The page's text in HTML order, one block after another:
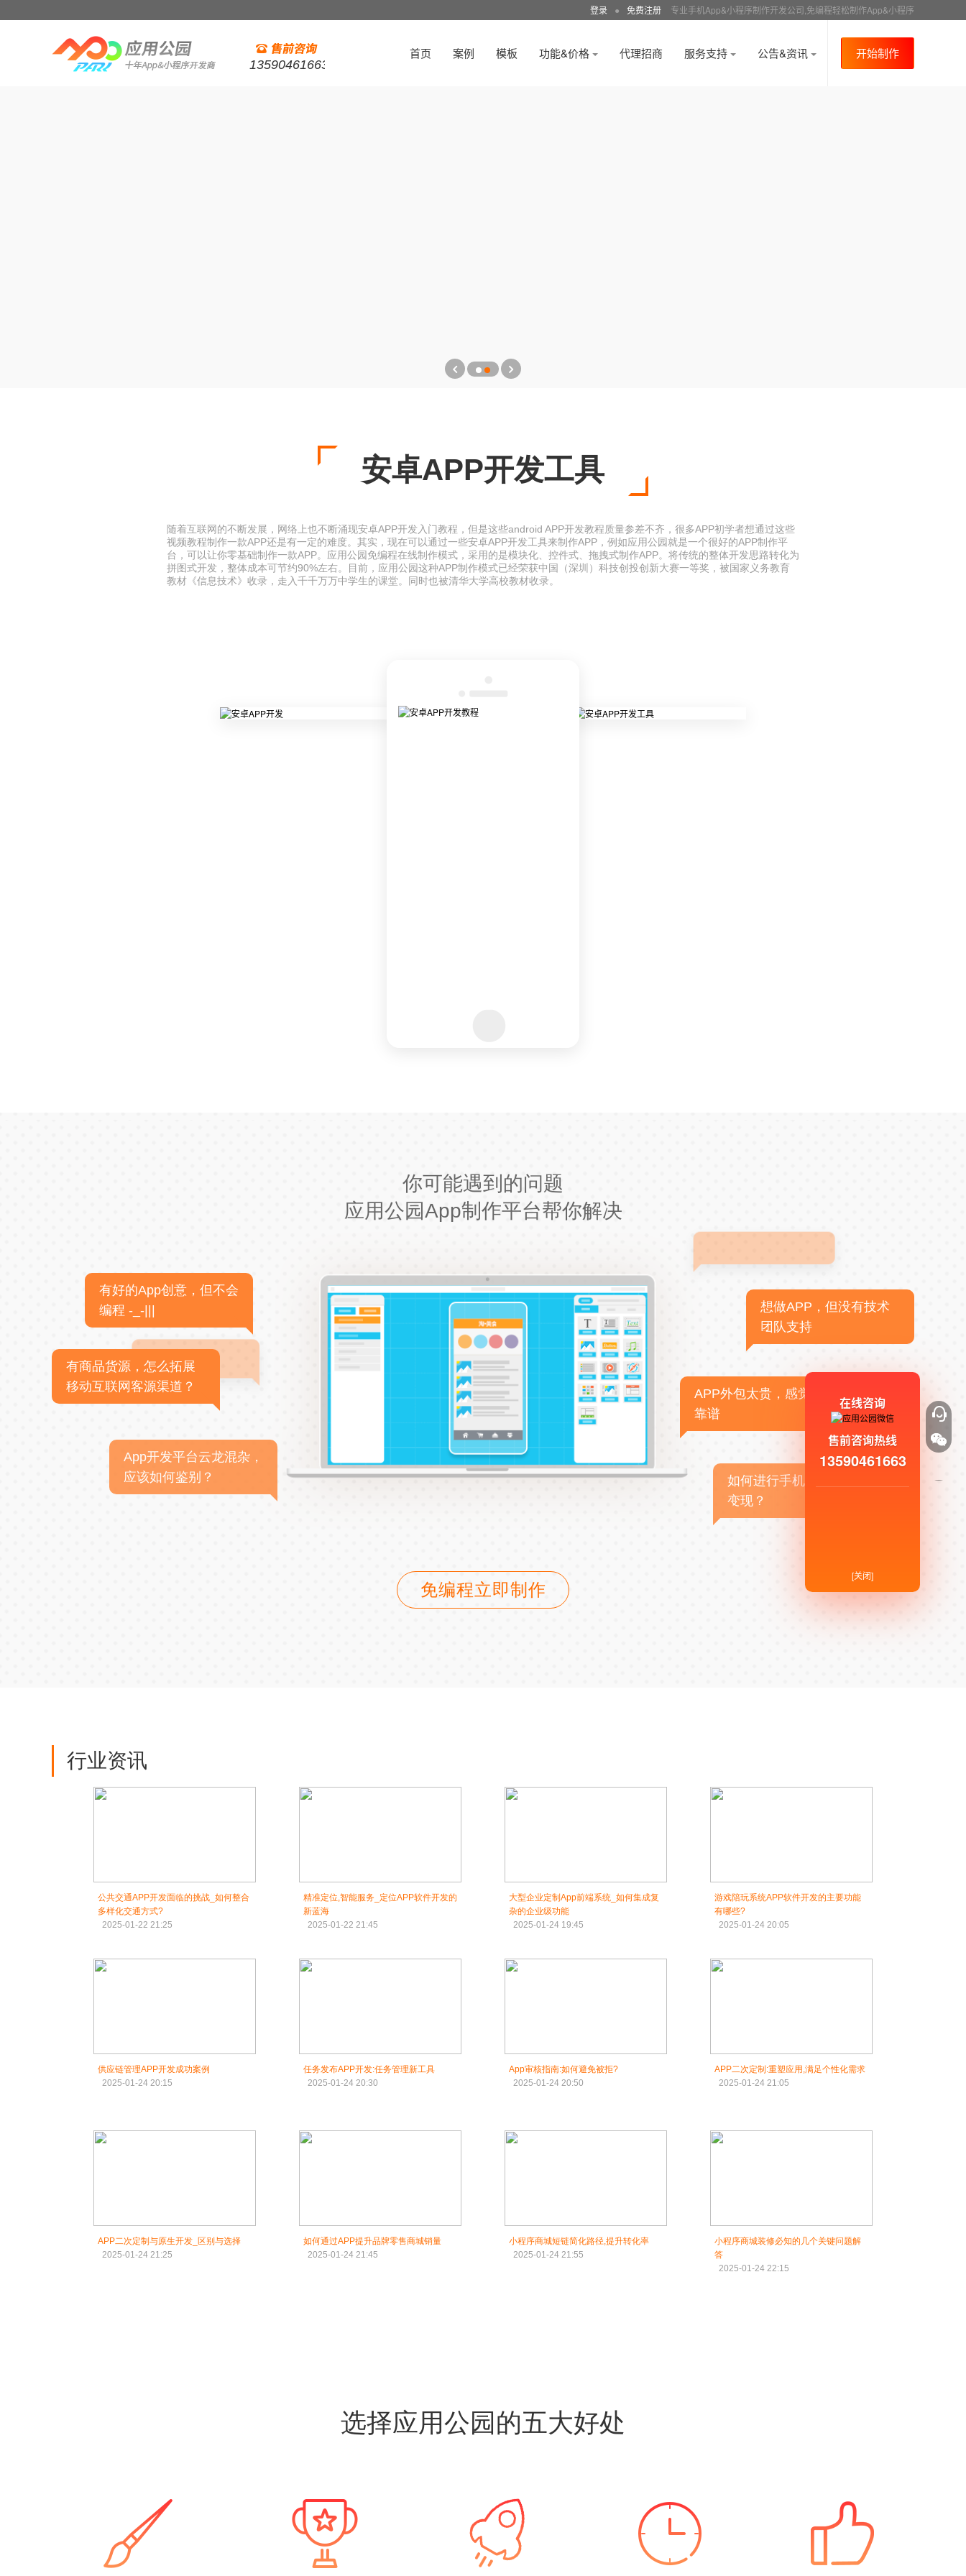
登录 ● 免费注册 专业手机App&小程序制作开发公司,免编程轻松制作App&小程序
13590461663
首页 案例 模板 功能&价格 代理招商 服务支持 公告&资讯 开始制作
安卓APP开发工具
随着互联网的不断发展，网络上也不断涌现安卓APP开发入门教程，但是这些android APP开发教程质量参差不齐，很多APP初学者想通过这些
视频教程制作一款APP还是有一定的难度。其实，现在可以通过一些安卓APP开发工具来制作APP，例如应用公园就是一个很好的APP制作平
台，可以让你零基础制作一款APP。应用公园免编程在线制作模式，采用的是模块化、控件式、拖拽式制作APP。将传统的整体开发思路转化为
拼图式开发，整体成本可节约90%左右。目前，应用公园这种APP制作模式已经荣获中国（深圳）科技创投创新大赛一等奖，被国家义务教育
教材《信息技术》收录，走入千千万万中学生的课堂。同时也被清华大学高校教材收录。
你可能遇到的问题
应用公园App制作平台帮你解决
有好的App创意，但不会
编程 -_-|||
有商品货源，怎么拓展
移动互联网客源渠道？
App开发平台云龙混杂，
应该如何鉴别？
想做APP，但没有技术
团队支持
APP外包太贵，感觉不
靠谱
如何进行手机APP商业
变现？
免编程立即制作
行业资讯
公共交通APP开发面临的挑战_如何整合
多样化交通方式?
2025-01-22 21:25
精准定位,智能服务_定位APP软件开发的
新蓝海‌
2025-01-22 21:45
大型企业定制App前端系统_如何集成复
杂的企业级功能
2025-01-24 19:45
游戏陪玩系统APP软件开发的主要功能
有哪些?
2025-01-24 20:05
供应链管理APP开发成功案例
2025-01-24 20:15
任务发布APP开发:任务管理新工具
2025-01-24 20:30
App审核指南:如何避免被拒?
2025-01-24 20:50
APP二次定制:重塑应用,满足个性化需求
2025-01-24 21:05
APP二次定制与原生开发_区别与选择
2025-01-24 21:25
如何通过APP提升品牌零售商城销量
2025-01-24 21:45
小程序商城短链简化路径,提升转化率
2025-01-24 21:55
小程序商城装修必知的几个关键问题解
答
2025-01-24 22:15
选择应用公园的五大好处
在线咨询
售前咨询热线
13590461663
[关闭]